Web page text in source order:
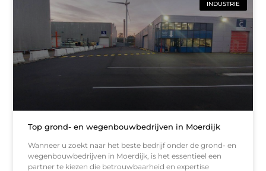
INDUSTRIE
Top grond- en wegenbouwbedrijven in Moerdijk
Wanneer u zoekt naar het beste bedrijf onder de grond- en
wegenbouwbedrijven in Moerdijk, is het essentieel een
partner te kiezen die betrouwbaarheid en expertise